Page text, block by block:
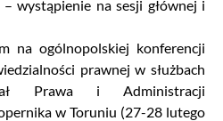
wystąpienie na sesji głównej i
na ogólnopolskiej konferencji
prawnej w służbach
Prawa i Administracji
w Toruniu (27-28 lutego